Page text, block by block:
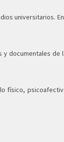
universitarios.
documentales de
físico,